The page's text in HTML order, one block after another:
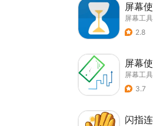
屏幕
屏幕工具
2.8
屏幕
屏幕工具
3.7
闪指